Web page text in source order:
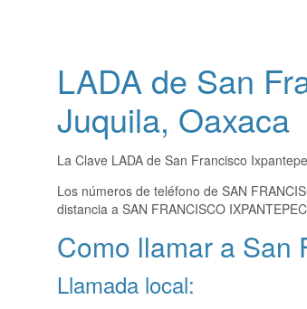
LADA de San
Juquila, Oaxaca
La Clave LADA de San Francisco
Los números de teléfono de SAN
distancia a SAN FRANCISCO
Como llamar a San
Llamada local: